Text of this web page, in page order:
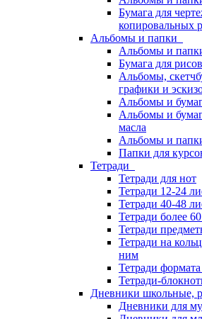
Бумага для
копировальных
Альбомы и папки
Альбомы и
Бумага для
Альбомы,
графики и
Альбомы и
Альбомы и
масла
Альбомы и
Папки для
Тетради
Тетради для нот
Тетради 12-24
Тетради 40-48
Тетради более
Тетради
Тетради на
ним
Тетради
Тетради-
Дневники школьные,
Дневники для